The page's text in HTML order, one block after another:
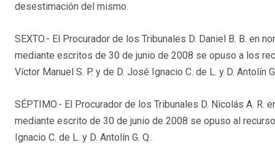
desestimación del mismo.
SEXTO.- El Procurador de los Tribunales D. Daniel B. B. en
mediante escritos de 30 de junio de 2008 se opuso a los
Víctor Manuel S. P. y de D. José Ignacio C. de L. y D. Antolín
SÉPTIMO.- El Procurador de los Tribunales D. Nicolás A. R.
mediante escrito de 30 de junio de 2008 se opuso al
Ignacio C. de L. y D. Antolín G. Q..